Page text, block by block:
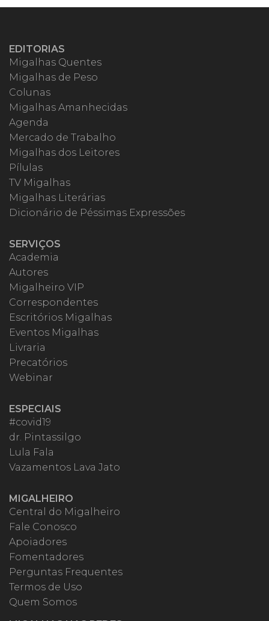
EDITORIAS
Migalhas Quentes
Migalhas de Peso
Colunas
Migalhas Amanhecidas
Agenda
Mercado de Trabalho
Migalhas dos Leitores
Pílulas
TV Migalhas
Migalhas Literárias
Dicionário de Péssimas Expressões
SERVIÇOS
Academia
Autores
Migalheiro VIP
Correspondentes
Escritórios Migalhas
Eventos Migalhas
Livraria
Precatórios
Webinar
ESPECIAIS
#covid19
dr. Pintassilgo
Lula Fala
Vazamentos Lava Jato
MIGALHEIRO
Central do Migalheiro
Fale Conosco
Apoiadores
Fomentadores
Perguntas Frequentes
Termos de Uso
Quem Somos